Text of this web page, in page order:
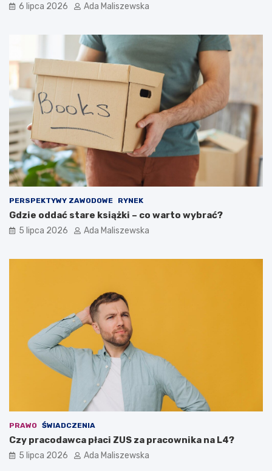
6 lipca 2026 Ada Maliszewska
PERSPEKTYWY ZAWODOWE RYNEK
Gdzie oddać stare książki – co warto wybrać?
5 lipca 2026 Ada Maliszewska
PRAWO ŚWIADCZENIA
Czy pracodawca płaci ZUS za pracownika na L4?
5 lipca 2026 Ada Maliszewska